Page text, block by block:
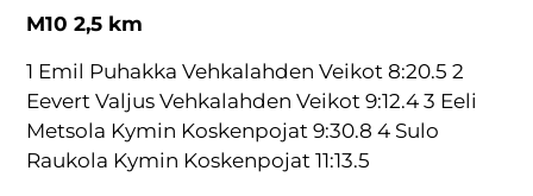
M10 2,5 km
1 Emil Puhakka Vehkalahden Veikot 8:20.5 2
Eevert Valjus Vehkalahden Veikot 9:12.4 3 Eeli
Metsola Kymin Koskenpojat 9:30.8 4 Sulo
Raukola Kymin Koskenpojat 11:13.5